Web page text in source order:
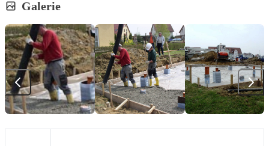
Galerie